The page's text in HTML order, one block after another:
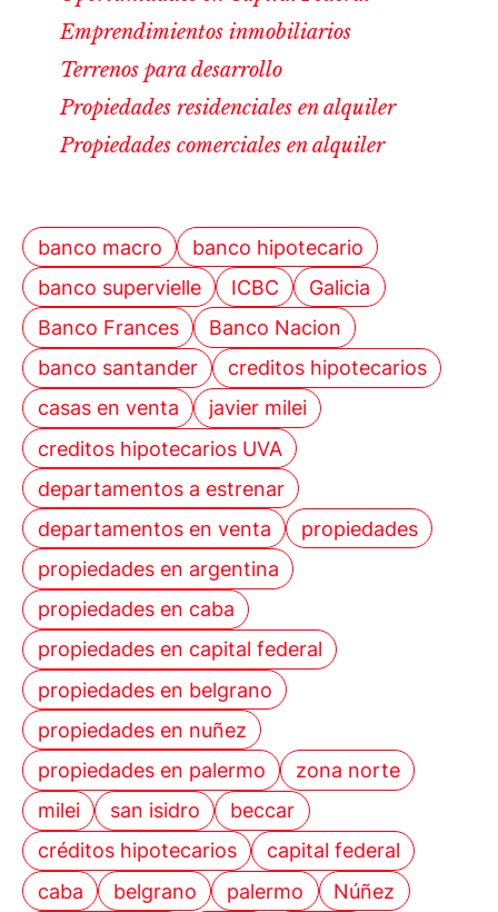
Emprendimientos inmobiliarios
Terrenos para desarrollo
Propiedades residenciales en alquiler
Propiedades comerciales en alquiler
banco macro
banco hipotecario
banco supervielle
ICBC
Galicia
Banco Frances
Banco Nacion
banco santander
creditos hipotecarios
casas en venta
javier milei
creditos hipotecarios UVA
departamentos a estrenar
departamentos en venta
propiedades
propiedades en argentina
propiedades en caba
propiedades en capital federal
propiedades en belgrano
propiedades en nuñez
propiedades en palermo
zona norte
milei
san isidro
beccar
créditos hipotecarios
capital federal
caba
belgrano palermo
Núñez